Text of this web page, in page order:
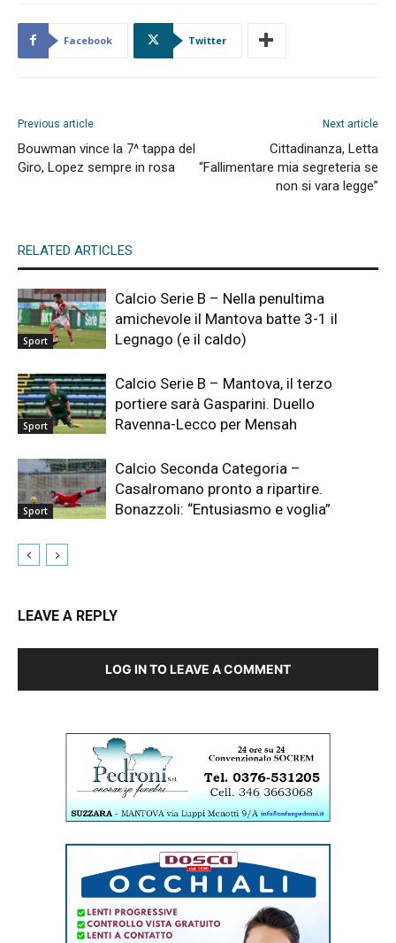
Facebook Twitter
Previous article
Bouwman vince la 7^ tappa del
Giro, Lopez sempre in rosa
Next article
Cittadinanza, Letta
“Fallimentare mia segreteria se
non si vara legge”
RELATED ARTICLES
Sport
Calcio Serie B – Nella penultima
amichevole il Mantova batte 3-1 il
Legnago (e il caldo)
Sport
Calcio Serie B – Mantova, il terzo
portiere sarà Gasparini. Duello
Ravenna-Lecco per Mensah
Sport
Calcio Seconda Categoria –
Casalromano pronto a ripartire.
Bonazzoli: “Entusiasmo e voglia”
LEAVE A REPLY
LOG IN TO LEAVE A COMMENT